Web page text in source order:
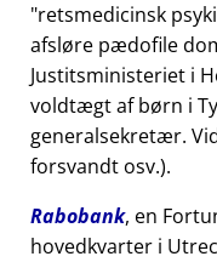
retsmedicinsk
afsløre pædofile
Justitsministeriet i
voldtægt af børn i
generalsekretær.
forsvandt osv.).
Rabobank, en
hovedkvarter i